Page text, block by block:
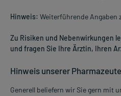
Hinweis: Weiterführende Angaben
Zu Risiken und Nebenwirkungen
und fragen Sie Ihre Ärztin, Ihren
Hinweis unserer
Generell beliefern wir Sie gern mit